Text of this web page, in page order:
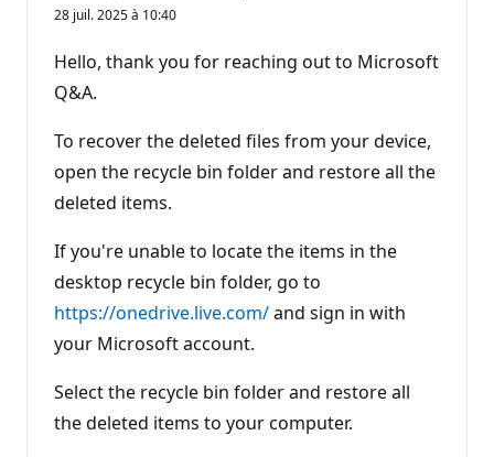
t
s
é
p
u
a
o
28 juil. 2025 à 10:40
Hello, thank you for reaching out to Microsoft
Q&A.
To recover the deleted files from your device,
open the recycle bin folder and restore all the
deleted items.
If you're unable to locate the items in the
desktop recycle bin folder, go to
https://onedrive.live.com/and sign in with
your Microsoft account.
Select the recycle bin folder and restore all
the deleted items to your computer.